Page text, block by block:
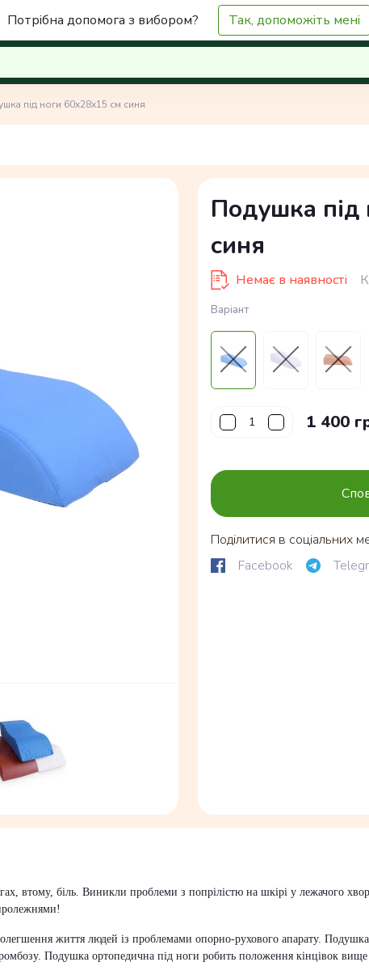
Потрібна допомога з вибором? Так, допоможіть мені
під ноги 60x28x15 см синя
Подушка під
синя
Немає в наявності
Варіант
1 400
Поділитися в соціальних
Facebook
втому, біль. Виникли проблеми з попрілістю на шкірі у лежачого
життя людей із проблемами опорно-рухового апарату.
Подушка ортопедична під ноги робить положення кінцівок вище